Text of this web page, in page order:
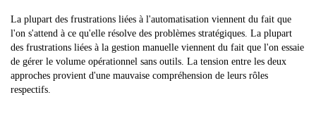
La plupart des frustrations liées à l'automatisation viennent du fait que
l'on s'attend à ce qu'elle résolve des problèmes stratégiques. La plupart
des frustrations liées à la gestion manuelle viennent du fait que l'on essaie
de gérer le volume opérationnel sans outils. La tension entre les deux
approches provient d'une mauvaise compréhension de leurs rôles
respectifs.